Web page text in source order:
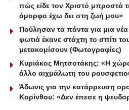
πώς είδε τον Χριστό μπροστά
όμορφο έχω δει στη ζωή μου»
Πούλησαν τα πάντα για μια
φωτιά έκανε στάχτη το σπίτι
μετακομίσουν (Φωτογραφίες)
Κυριάκος Μητσοτάκης: «Η
άλλο αιχμάλωτη του
Άδωνις για την κατάρρευση
Κορίνθου: «Δεν έπεσε η